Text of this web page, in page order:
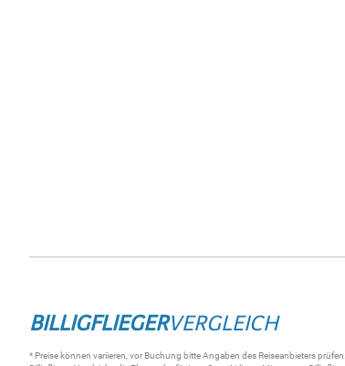
BILLIGFLIEGERVERGLEICH
* Preise können variieren, vor Buchung bitte Angaben des Reiseanbieters